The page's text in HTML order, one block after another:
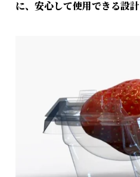
に、安心して使用できる設計